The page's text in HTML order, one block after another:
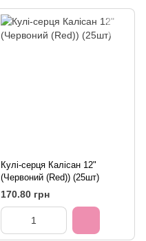
Кулі-серця Калісан 12"
(Червоний (Red)) (25шт)
170.80 грн